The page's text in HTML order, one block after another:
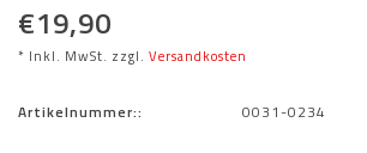
€19,90
* Inkl. MwSt. zzgl. Versandkosten
Artikelnummer:: 0031-0234